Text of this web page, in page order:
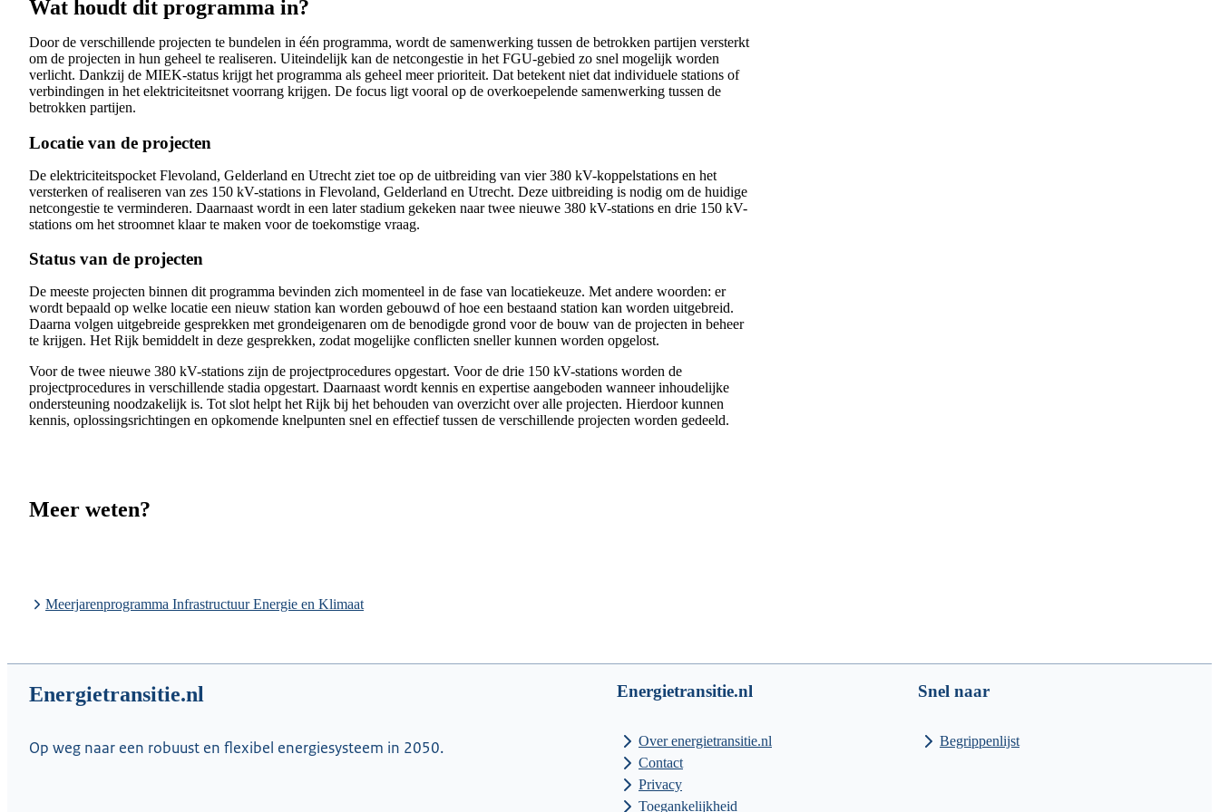
Wat houdt dit programma in?
Door de verschillende projecten te bundelen in één programma, wordt de samenwerking tussen de betrokken partijen versterkt
om de projecten in hun geheel te realiseren. Uiteindelijk kan de netcongestie in het FGU-gebied zo snel mogelijk worden
verlicht. Dankzij de MIEK-status krijgt het programma als geheel meer prioriteit. Dat betekent niet dat individuele stations of
verbindingen in het elektriciteitsnet voorrang krijgen. De focus ligt vooral op de overkoepelende samenwerking tussen de
betrokken partijen.
Locatie van de projecten
De elektriciteitspocket Flevoland, Gelderland en Utrecht ziet toe op de uitbreiding van vier 380 kV-koppelstations en het
versterken of realiseren van zes 150 kV-stations in Flevoland, Gelderland en Utrecht. Deze uitbreiding is nodig om de huidige
netcongestie te verminderen. Daarnaast wordt in een later stadium gekeken naar twee nieuwe 380 kV-stations en drie 150 kV-
stations om het stroomnet klaar te maken voor de toekomstige vraag.
Status van de projecten
De meeste projecten binnen dit programma bevinden zich momenteel in de fase van locatiekeuze. Met andere woorden: er
wordt bepaald op welke locatie een nieuw station kan worden gebouwd of hoe een bestaand station kan worden uitgebreid.
Daarna volgen uitgebreide gesprekken met grondeigenaren om de benodigde grond voor de bouw van de projecten in beheer
te krijgen. Het Rijk bemiddelt in deze gesprekken, zodat mogelijke conflicten sneller kunnen worden opgelost.
Voor de twee nieuwe 380 kV-stations zijn de projectprocedures opgestart. Voor de drie 150 kV-stations worden de
projectprocedures in verschillende stadia opgestart. Daarnaast wordt kennis en expertise aangeboden wanneer inhoudelijke
ondersteuning noodzakelijk is. Tot slot helpt het Rijk bij het behouden van overzicht over alle projecten. Hierdoor kunnen
kennis, oplossingsrichtingen en opkomende knelpunten snel en effectief tussen de verschillende projecten worden gedeeld.
Meer weten?
Meerjarenprogramma Infrastructuur Energie en Klimaat
Energietransitie.nl
Op weg naar een robuust en flexibel energiesysteem in 2050.
Energietransitie.nl
Over energietransitie.nl
Contact
Privacy
Toegankelijkheid
Snel naar
Begrippenlijst